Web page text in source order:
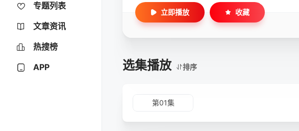
专题列表
文章资讯
热搜榜
APP
立即播放 收藏
选集播放 排序
第01集